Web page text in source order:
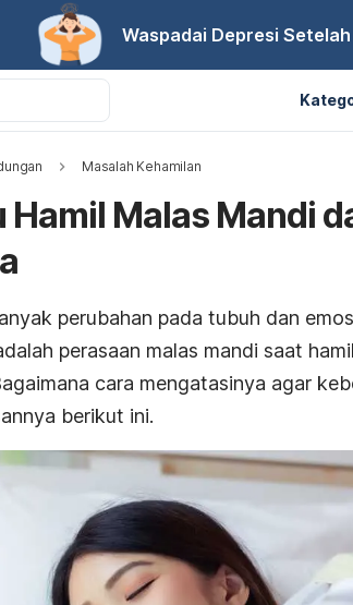
Waspadai Depresi
Masalah Kehamilan
Hamil Malas Mandi
perubahan pada tubuh dan
perasaan malas mandi saat
cara mengatasinya agar
berikut ini.